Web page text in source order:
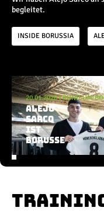
Testspiele
News
Interviews
Rund um
Trainingslager
begleitet.
INSIDE BORUSSIA
Aktuelle
20.01.2026|RUND UM
ALEJO
SARCO
IST
BORUSSE